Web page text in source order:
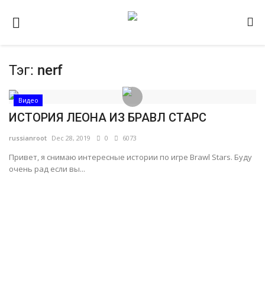
Видео
Contact
Статьи
Terms & Conditions
Тэг: nerf
Видео
ИСТОРИЯ ЛЕОНА ИЗ БРАВЛ СТАРС
russianroot Dec 28, 2019 0 6073
Привет, я снимаю интересные истории по игре Brawl Stars. Буду
очень рад если вы...